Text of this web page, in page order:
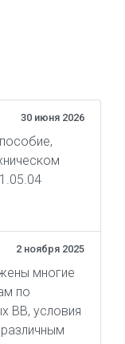
30 июня 2026
2 ноября 2025
многие
по
ВВ, условия